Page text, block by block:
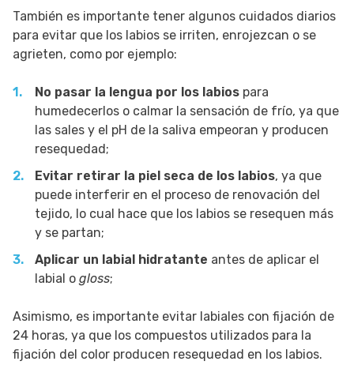
También es importante tener algunos cuidados diarios
para evitar que los labios se irriten, enrojezcan o se
agrieten, como por ejemplo:
No pasar la lengua por los labios para
humedecerlos o calmar la sensación de frío, ya que
las sales y el pH de la saliva empeoran y producen
resequedad;
Evitar retirar la piel seca de los labios, ya que
puede interferir en el proceso de renovación del
tejido, lo cual hace que los labios se resequen más
y se partan;
Aplicar un labial hidratante antes de aplicar el
labial o gloss;
Asimismo, es importante evitar labiales con fijación de
24 horas, ya que los compuestos utilizados para la
fijación del color producen resequedad en los labios.